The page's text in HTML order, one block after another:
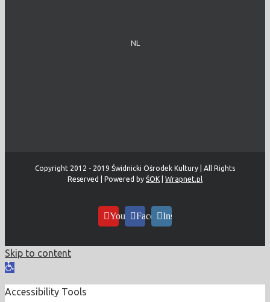
NL
Copyright 2012 - 2019 Świdnicki Ośrodek Kultury | All Rights
Reserved | Powered by ŚOK Wrapnet.pl
YouTubeFacebookInstagram
Skip to content
Open
Accessibility Tools